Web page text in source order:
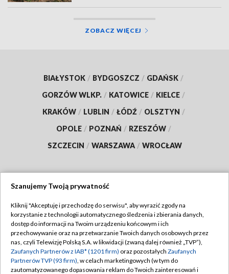
ZOBACZ WIĘCEJ
BIAŁYSTOK / BYDGOSZCZ / GDAŃSK /
GORZÓW WLKP. / KATOWICE / KIELCE /
KRAKÓW / LUBLIN / ŁÓDŹ / OLSZTYN /
OPOLE / POZNAŃ / RZESZÓW /
SZCZECIN / WARSZAWA / WROCŁAW
TVP
Abonament TVP
Emisja w TVP
Centrum informacji TVP
Regulamin TVP
Polityka prywatności
Moje zgody
Szanujemy Twoją prywatność
Kliknij "Akceptuję i przechodzę do serwisu", aby wyrazić zgody na
korzystanie z technologii automatycznego śledzenia i zbierania danych,
dostęp do informacji na Twoim urządzeniu końcowym i ich
przechowywanie oraz na przetwarzanie Twoich danych osobowych przez
nas, czyli Telewizję Polską S.A. w likwidacji (zwaną dalej również „TVP”),
Zaufanych Partnerów z IAB* (1201 firm) oraz pozostałych Zaufanych
Partnerów TVP (93 firm), w celach marketingowych (w tym do
zautomatyzowanego dopasowania reklam do Twoich zainteresowań i